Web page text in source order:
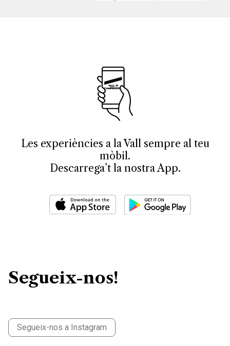
Les experiències a la Vall sempre al teu
mòbil.
Descarrega’t la nostra App.
Segueix-nos!
Segueix-nos a Instagram